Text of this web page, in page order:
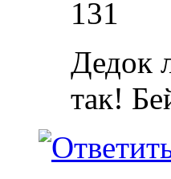
131
Дедок
так!